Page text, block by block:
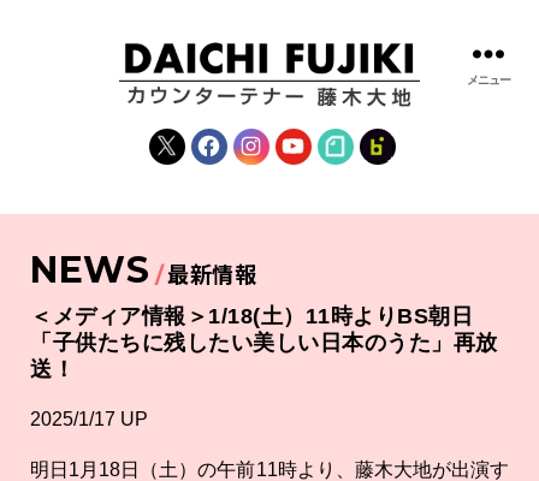
木
大
|
WEBSITE
X FacebookInstagramYouTube
note fanclub
メニュー
NEWS 最新情報
＜メディア情報＞1/18(土）11時よりBS朝日
「子供たちに残したい美しい日本のうた」再放
送！
2025/1/17 UP
明日1月18日（土）の午前11時より、藤木大地が出演す